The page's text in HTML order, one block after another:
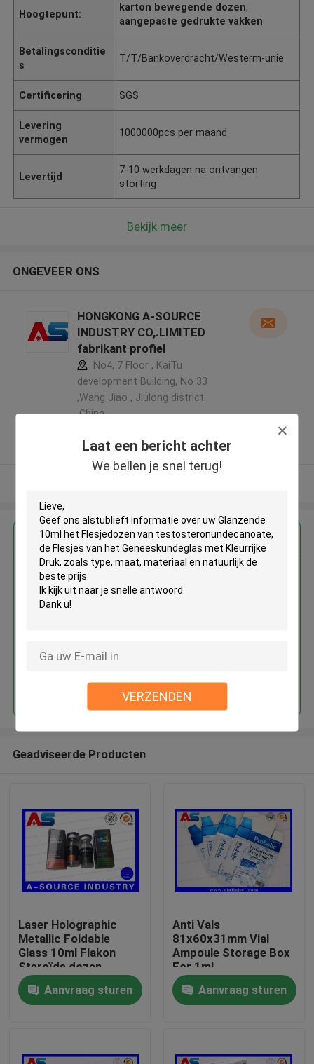
Laat een bericht achter
We bellen je snel terug!
VERZENDEN
Huis
Ongeveer ons
Hoogtepunt:
karton bewegende dozen,
aangepaste gedrukte vakken
Betalingsconditie
s
T/T/Bankoverdracht/Westerm-unie
Certificering SGS
Levering
vermogen
1000000pcs per maand
Levertijd
7-10 werkdagen na ontvangen
storting
Bekijk meer
ONGEVEER ONS
HONGKONG A-SOURCE
INDUSTRY CO,.LIMITED
fabrikant profiel
No4, 7 Floor , KaiTu
development Building, No 33
,Wang Jiao , Jiulong district
,China
Geverifieerde Leverancier
Krijg de beste prijs voor
van testosteronundecanoate, de
Doorgaan
Geadviseerde Producten
Laser Holographic
Metallic Foldable
Glass 10ml Flakon
Steroïde dozen
Verpakking
farmaceutische dozen
etiket
Aanvraag sturen
Anti Vals
81x60x31mm Vial
Ampoule Storage Box
For 1ml
Testosteronpropionaat
Aanvraag sturen